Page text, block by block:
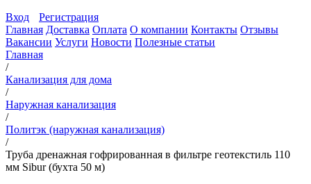
Вход
Регистрация
Главная Доставка Оплата О компании Контакты Отзывы
Вакансии Услуги Новости Полезные статьи
Главная
/
Канализация для дома
/
Наружная канализация
/
Политэк (наружная канализация)
/
Труба дренажная гофрированная в фильтре геотекстиль 110
мм Sibur (бухта 50 м)